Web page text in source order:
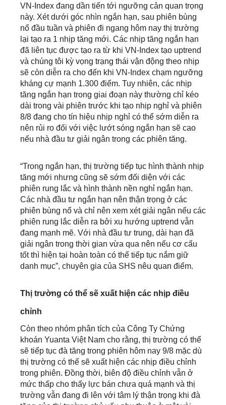
VN-Index đang dần tiến tới ngưỡng cản quan trọng
này. Xét dưới góc nhìn ngắn hạn, sau phiên bùng
nổ đầu tuần và phiên đi ngang hôm nay thị trường
lại tạo ra 1 nhịp tăng mới. Các nhịp tăng ngắn hạn
đã liên tục được tạo ra từ khi VN-Index tạo uptrend
và chúng tôi kỳ vọng trạng thái vận động theo nhịp
sẽ còn diễn ra cho đến khi VN-Index chạm ngưỡng
kháng cự mạnh 1.300 điểm. Tuy nhiên, các nhịp
tăng ngắn hạn trong giai đoạn này thường chỉ kéo
dài trong vài phiên trước khi tạo nhịp nghỉ và phiên
8/8 đang cho tín hiệu nhịp nghỉ có thể sớm diễn ra
nên rủi ro đối với việc lướt sóng ngắn hạn sẽ cao
nếu nhà đầu tư giải ngân trong các phiên tăng.
“Trong ngắn hạn, thị trường tiếp tục hình thành nhịp
tăng mới nhưng cũng sẽ sớm đối diện với các
phiên rung lắc và hình thành nền nghỉ ngắn hạn.
Các nhà đầu tư ngắn hạn nên thận trọng ở các
phiên bùng nổ và chỉ nên xem xét giải ngân nếu các
phiên rung lắc diễn ra bởi xu hướng uptrend vẫn
đang mạnh mẽ. Với nhà đầu tư trung, dài hạn đã
giải ngân trong thời gian vừa qua nên nếu cơ cấu
tốt thì hiện tại hoàn toàn có thể tiếp tục nắm giữ
danh mục”, chuyên gia của SHS nêu quan điểm.
Thị trường có thể sẽ xuất hiện các nhịp điều
chỉnh
Còn theo nhóm phân tích của Công Ty Chứng
khoán Yuanta Việt Nam cho rằng, thị trường có thể
sẽ tiếp tục đà tăng trong phiên hôm nay 9/8 mặc dù
thị trường có thể sẽ xuất hiện các nhịp điều chỉnh
trong phiên. Đồng thời, biên độ điều chỉnh vẫn ở
mức thấp cho thấy lực bán chưa quá mạnh và thị
trường vẫn đang đi lên với tâm lý thận trọng khi đà